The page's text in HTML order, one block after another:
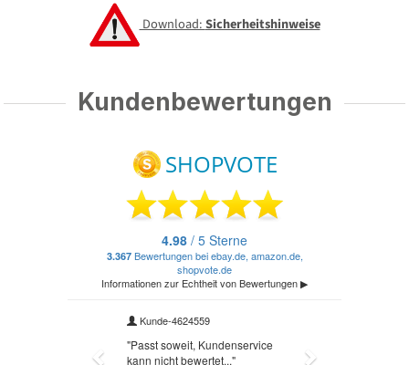
Download:Sicherheitshinweise
Kundenbewertungen